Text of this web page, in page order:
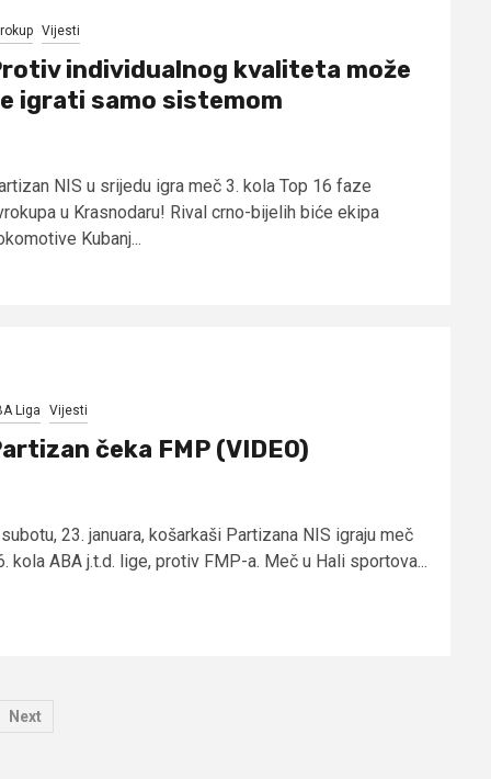
Vijesti
individualnog kvaliteta može
igrati samo sistemom
NIS u srijedu igra meč 3. kola Top 16 faze
u Krasnodaru! Rival crno-bijelih biće ekipa
Kubanj...
Liga Vijesti
čeka FMP (VIDEO)
23. januara, košarkaši Partizana NIS igraju meč
kola ABA j.t.d. lige, protiv FMP-a. Meč u Hali sportova...
Next